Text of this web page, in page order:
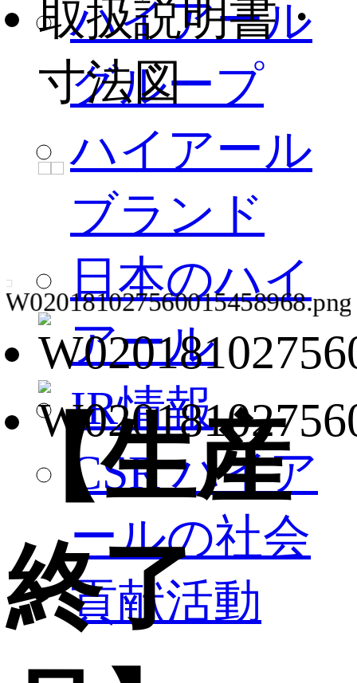
ハイアール
グループ
ハイアール
ブランド
日本のハイ
アール
IR情報
CSR ハイア
ールの社会
貢献活動
取扱説明書・
寸法図
【生産
終了